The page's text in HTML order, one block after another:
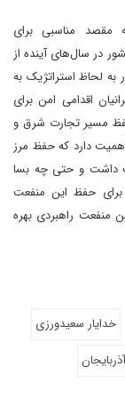
مقصد مناسبی برای
در سال‌های آینده از
به لحاظ استراتژیک به
اقدامی امن برای
مسیر تجارت شرق و
دارد که حفظ مرز
۱۹۷۵ با عراق اهمیت داشت و حتی چه بسا
برای حفظ این منفعت
منفعت راهبردی بهره
خدایار سعیدورزی